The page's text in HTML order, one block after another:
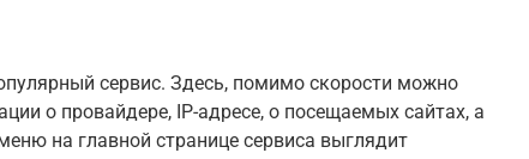
сервис. Здесь, помимо скорости можно
о провайдере, IP-адресе, о посещаемых сайтах, а
на главной странице сервиса выглядит